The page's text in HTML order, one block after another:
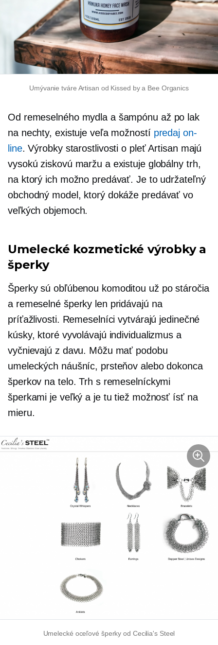
Umývanie tváre Artisan od Kissed by a Bee Organics
Od remeselného mydla a šampónu až po lak
na nechty, existuje veľa možností predaj on-
line. Výrobky starostlivosti o pleť Artisan majú
vysokú ziskovú maržu a existuje globálny trh,
na ktorý ich možno predávať. Je to udržateľný
obchodný model, ktorý dokáže predávať vo
veľkých objemoch.
Umelecké kozmetické výrobky a
šperky
Šperky sú obľúbenou komoditou už po stáročia
a remeselné šperky len pridávajú na
príťažlivosti. Remeselníci vytvárajú jedinečné
kúsky, ktoré vyvolávajú individualizmus a
vyčnievajú z davu. Môžu mať podobu
umeleckých náušníc, prsteňov alebo dokonca
šperkov na telo. Trh s remeselníckymi
šperkami je veľký a je tu tiež možnosť ísť na
mieru.
Umelecké oceľové šperky od Cecilia's Steel